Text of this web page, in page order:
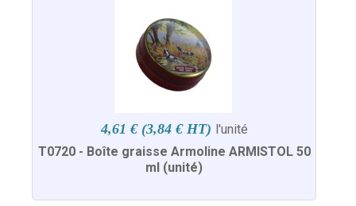
4,61 € (3,84 € HT) l'unité
T0720 - Boîte graisse Armoline ARMISTOL 50
ml (unité)